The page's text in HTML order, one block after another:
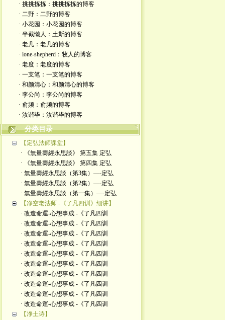
· 挑挑拣拣：挑挑拣拣的博客
· 二野：二野的博客
· 小花园：小花园的博客
· 半截懒人：土斯的博客
· 老几：老几的博客
· lone-shepherd：牧人的博客
· 老度：老度的博客
· 一支笔：一支笔的博客
· 和颜清心：和颜清心的博客
· 李公尚：李公尚的博客
· 俞频：俞频的博客
· 汝谐毕：汝谐毕的博客
分类目录
【定弘法師課堂】
· 《無量壽經永思談》 第五集 定弘
· 《無量壽經永思談》 第四集 定弘
· 無量壽經永思談（第3集）—-定弘
· 無量壽經永思談（第2集）—-定弘
· 無量壽經永思談（第一集）—-定弘
【净空老法师 -《了凡四训》细讲】
· 改造命運-心想事成 -《了凡四训
· 改造命運-心想事成 -《了凡四训
· 改造命運-心想事成 -《了凡四训
· 改造命運-心想事成 -《了凡四训
· 改造命運-心想事成 -《了凡四训
· 改造命運-心想事成 -《了凡四训
· 改造命運-心想事成 -《了凡四训
· 改造命運-心想事成 -《了凡四训
· 改造命運-心想事成 -《了凡四训
· 改造命運-心想事成 -《了凡四训
【净土诗】